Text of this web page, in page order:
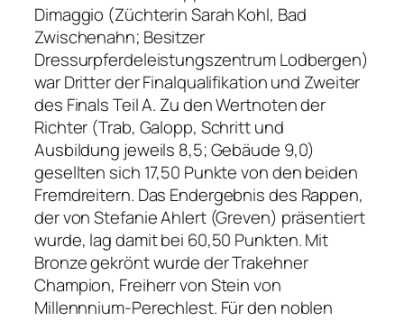
Dimaggio (Züchterin Sarah Kohl, Bad
Zwischenahn; Besitzer
Dressurpferdeleistungszentrum Lodbergen)
war Dritter der Finalqualifikation und Zweiter
des Finals Teil A. Zu den Wertnoten der
Richter (Trab, Galopp, Schritt und
Ausbildung jeweils 8,5; Gebäude 9,0)
gesellten sich 17,50 Punkte von den beiden
Fremdreitern. Das Endergebnis des Rappen,
der von Stefanie Ahlert (Greven) präsentiert
wurde, lag damit bei 60,50 Punkten. Mit
Bronze gekrönt wurde der Trakehner
Champion, Freiherr von Stein von
Millennnium-Perechlest. Für den noblen